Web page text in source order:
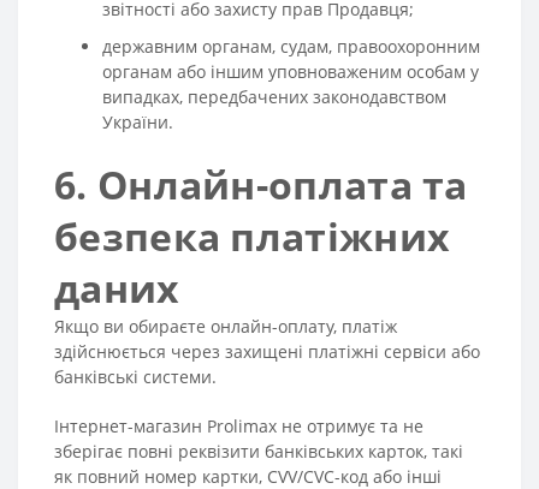
звітності або захисту прав Продавця;
державним органам, судам, правоохоронним
органам або іншим уповноваженим особам у
випадках, передбачених законодавством
України.
6. Онлайн-оплата та
безпека платіжних
даних
Якщо ви обираєте онлайн-оплату, платіж
здійснюється через захищені платіжні сервіси або
банківські системи.
Інтернет-магазин Prolimax не отримує та не
зберігає повні реквізити банківських карток, такі
як повний номер картки, CVV/CVC-код або інші